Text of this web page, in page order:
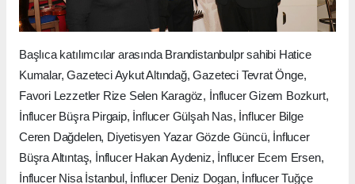
Başlıca katılımcılar arasında Brandistanbulpr sahibi Hatice
Kumalar, Gazeteci Aykut Altındağ, Gazeteci Tevrat Önge,
Favori Lezzetler Rize Selen Karagöz, İnflucer Gizem Bozkurt,
İnflucer Büşra Pirgaip, İnflucer Gülşah Nas, İnflucer Bilge
Ceren Dağdelen, Diyetisyen Yazar Gözde Güncü, İnflucer
Büşra Altıntaş, İnflucer Hakan Aydeniz, İnflucer Ecem Ersen,
İnflucer Nisa İstanbul, İnflucer Deniz Dogan, İnflucer Tuğçe